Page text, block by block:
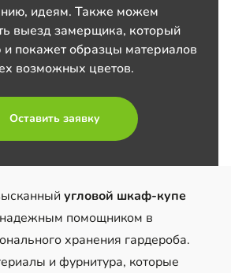
идеям. Также можем
выезд замерщика, который
и покажет образцы материалов
возможных цветов.
Оставить заявку
угловой шкаф-купе
надежным помощником в
хранения гардероба.
и фурнитура, которые